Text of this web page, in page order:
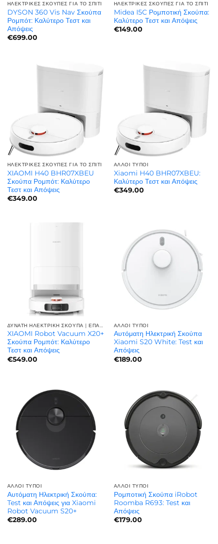
ΗΛΕΚΤΡΙΚΈΣ ΣΚΟΎΠΕΣ ΓΙΑ ΤΟ ΣΠΊΤΙ
DYSON 360 Vis Nav Σκούπα
Ρομπότ: Καλύτερο Τεστ και
Απόψεις
€699.00
ΗΛΕΚΤΡΙΚΈΣ ΣΚΟΎΠΕΣ ΓΙΑ ΤΟ ΣΠΊΤΙ
Midea I5C Ρομποτική Σκούπα:
Καλύτερο Τεστ και Απόψεις
€149.00
ΗΛΕΚΤΡΙΚΈΣ ΣΚΟΎΠΕΣ ΓΙΑ ΤΟ ΣΠΊΤΙ
XIAOMI H40 BHR07XBEU
Σκούπα Ρομπότ: Καλύτερο
Τεστ και Απόψεις
€349.00
ΆΛΛΟΙ ΤΎΠΟΙ
Xiaomi H40 BHR07XBEU:
Καλύτερο Τεστ και Απόψεις
€349.00
XIAOMI Robot Vacuum X20+
Σκούπα Ρομπότ: Καλύτερο
Τεστ και Απόψεις
€549.00
ΆΛΛΟΙ ΤΎΠΟΙ
Αυτόματη Ηλεκτρική Σκούπα
Xiaomi S20 White: Test και
Απόψεις
€189.00
ΆΛΛΟΙ ΤΎΠΟΙ
Αυτόματη Ηλεκτρική Σκούπα:
Test και Απόψεις για Xiaomi
Robot Vacuum S20+
€289.00
ΆΛΛΟΙ ΤΎΠΟΙ
Ρομποτική Σκούπα iRobot
Roomba R693: Test και
Απόψεις
€179.00